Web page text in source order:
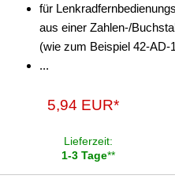
für
aus einer Zahlen-/
(wie zum Beispiel 42-AD-
...
5,94 EUR*
Lieferzeit:
1-3 Tage**